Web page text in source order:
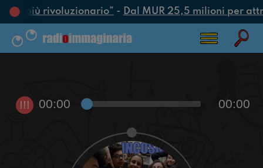
più rivoluzionario”- Dal MUR 25,5 milioni per
!!! 00:00 00:00